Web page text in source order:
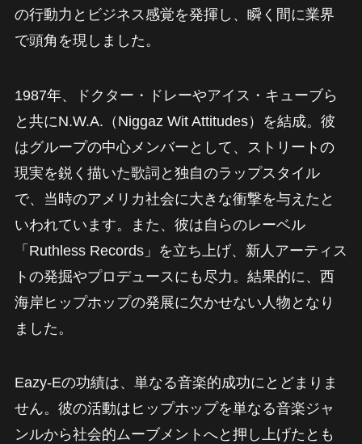
の行動力とビジネス感覚を発揮し、瞬く間に業界
で頭角を現しました。
1987年、ドクター・ドレーやアイス・キューブら
と共にN.W.A.（Niggaz Wit Attitudes）を結成。彼
はグループの中心メンバーとして、ストリートの
現実を鋭く描いた歌詞と独自のラップスタイル
で、当時のアメリカ社会に大きな衝撃を与えたと
いわれています。また、彼は自らのレーベル
「Ruthless Records」を立ち上げ、新人アーティス
トの発掘やプロデュースにも尽力。結果的に、西
海岸ヒップホップの発展に欠かせない人物となり
ました。
Eazy-Eの功績は、単なる音楽的成功にとどまりま
せん。彼の活動はヒップホップを単なる音楽ジャ
ンルから社会的ムーブメントへと押し上げたとも